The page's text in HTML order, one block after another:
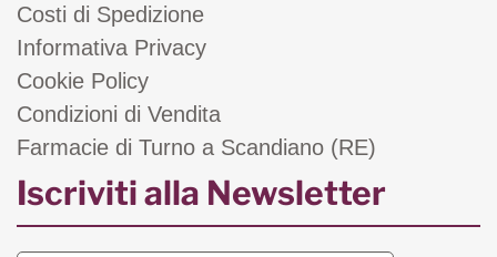
Costi di Spedizione
Informativa Privacy
Cookie Policy
Condizioni di Vendita
Farmacie di Turno a Scandiano (RE)
Iscriviti alla Newsletter